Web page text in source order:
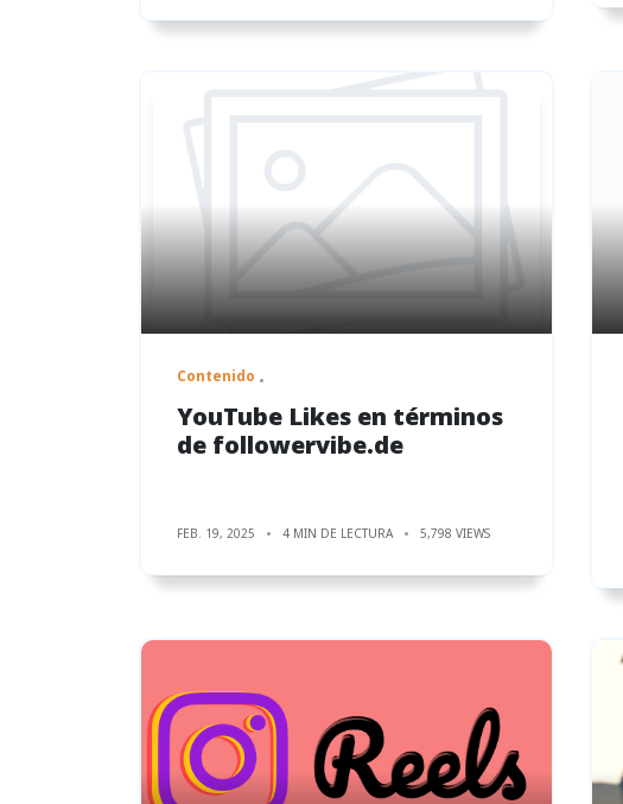
Contenido
YouTube Likes en términos
de followervibe.de
FEB. 19, 2025 4 MIN DE LECTURA 5,798 VIEWS